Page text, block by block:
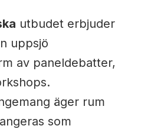
utbudet erbjuder
uppsjö
av paneldebatter,
äger rum
som